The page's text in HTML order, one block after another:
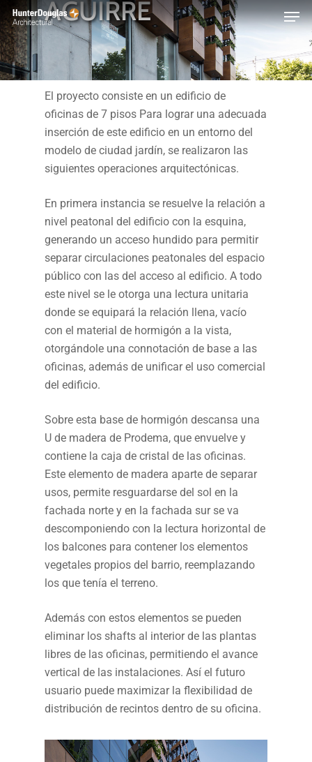
Skip
to
main
content
AGUIRRE
El proyecto consiste en un edificio de
oficinas de 7 pisos Para lograr una adecuada
inserción de este edificio en un entorno del
modelo de ciudad jardín, se realizaron las
siguientes operaciones arquitectónicas.
En primera instancia se resuelve la relación a
nivel peatonal del edificio con la esquina,
generando un acceso hundido para permitir
separar circulaciones peatonales del espacio
público con las del acceso al edificio. A todo
este nivel se le otorga una lectura unitaria
donde se equipará la relación llena, vacío
con el material de hormigón a la vista,
otorgándole una connotación de base a las
oficinas, además de unificar el uso comercial
del edificio.
Sobre esta base de hormigón descansa una
U de madera de Prodema, que envuelve y
contiene la caja de cristal de las oficinas.
Este elemento de madera aparte de separar
usos, permite resguardarse del sol en la
fachada norte y en la fachada sur se va
descomponiendo con la lectura horizontal de
los balcones para contener los elementos
vegetales propios del barrio, reemplazando
los que tenía el terreno.
Además con estos elementos se pueden
eliminar los shafts al interior de las plantas
libres de las oficinas, permitiendo el avance
vertical de las instalaciones. Así el futuro
usuario puede maximizar la flexibilidad de
distribución de recintos dentro de su oficina.
Menu